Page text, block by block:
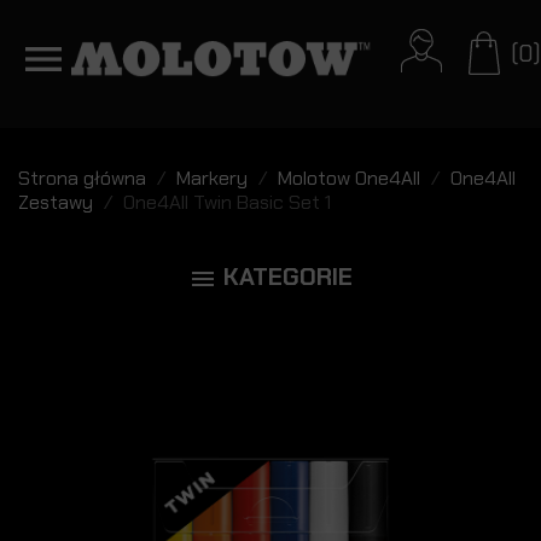
(0)
Strona główna Markery Molotow One4All
One4All
Zestawy
One4All Twin Basic Set 1
 KATEGORIE